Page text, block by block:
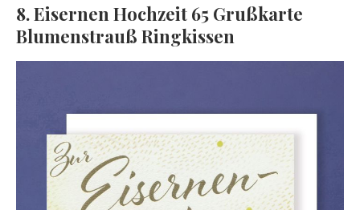
8. Eisernen Hochzeit 65 Grußkarte
Blumenstrauß Ringkissen